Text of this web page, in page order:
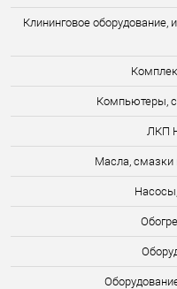
Клининговое
Компьютеры,
ЛКП
Масла,